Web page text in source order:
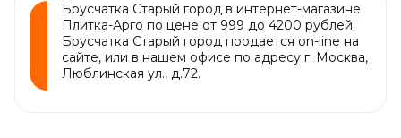
Брусчатка Старый город в интернет-магазине
Плитка-Арго по цене от 999 до 4200 рублей.
Брусчатка Старый город продается on-line на
сайте, или в нашем офисе по адресу г. Москва,
Люблинская ул., д.72.